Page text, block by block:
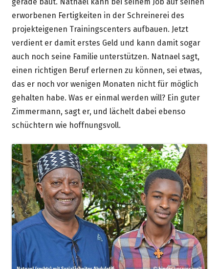
erworbenen Fertigkeiten in der Schreinerei des
projekteigenen Trainingscenters aufbauen. Jetzt
verdient er damit erstes Geld und kann damit sogar
auch noch seine Familie unterstützen. Natnael sagt,
einen richtigen Beruf erlernen zu können, sei etwas,
das er noch vor wenigen Monaten nicht für möglich
gehalten habe. Was er einmal werden will? Ein guter
Zimmermann, sagt er, und lächelt dabei ebenso
schüchtern wie hoffnungsvoll.